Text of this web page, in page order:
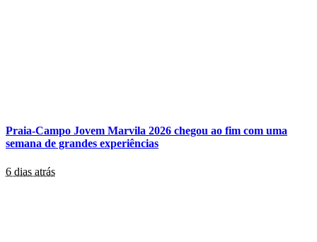
Praia-Campo Jovem Marvila 2026 chegou ao fim com uma
semana de grandes experiências
6 dias atrás